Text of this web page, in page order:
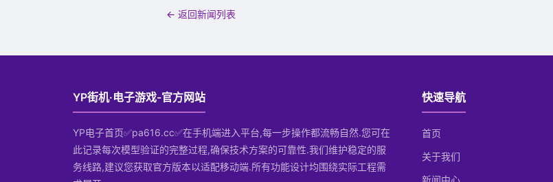
← 返回新闻列表
YP街机·电子游戏-官方网站
YP电子首页✅pa616.cc✅在手机端进入平台,每一步操作都流畅自然.您可在
此记录每次模型验证的完整过程,确保技术方案的可靠性.我们维护稳定的服
务线路,建议您获取官方版本以适配移动端.所有功能设计均围绕实际工程需
快速导航
首页
关于我们
新闻中心